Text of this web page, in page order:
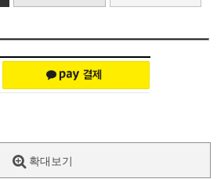
확대보기